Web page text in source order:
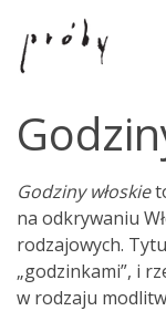
Godziny włoskie
na odkrywaniu
rodzajowych.
„godzinkami”, i
w rodzaju